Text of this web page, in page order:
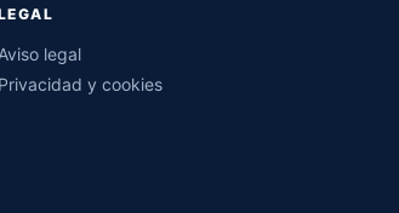
Aviso legal
Privacidad y cookies